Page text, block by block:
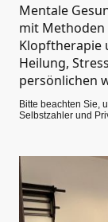
Mentale
mit Methoden
Klopftherapie
Heilung,
persönlichen
Bitte beachten Sie,
Selbstzahler und